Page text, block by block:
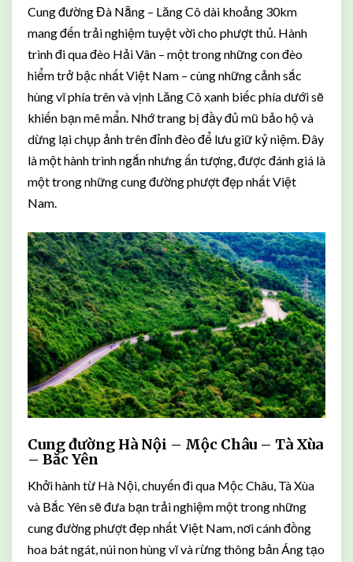
Cung đường Đà Nẵng – Lăng Cô dài khoảng 30km
mang đến trải nghiệm tuyệt vời cho phượt thủ. Hành
trình đi qua đèo Hải Vân – một trong những con đèo
hiểm trở bậc nhất Việt Nam – cùng những cảnh sắc
hùng vĩ phía trên và vịnh Lăng Cô xanh biếc phía dưới sẽ
khiến bạn mê mẩn. Nhớ trang bị đầy đủ mũ bảo hộ và
dừng lại chụp ảnh trên đỉnh đèo để lưu giữ kỷ niệm. Đây
là một hành trình ngắn nhưng ấn tượng, được đánh giá là
một trong những cung đường phượt đẹp nhất Việt
Nam.
Cung đường Hà Nội – Mộc Châu – Tà Xùa
– Bắc Yên
Khởi hành từ Hà Nội, chuyến đi qua Mộc Châu, Tà Xùa
và Bắc Yên sẽ đưa bạn trải nghiệm một trong những
cung đường phượt đẹp nhất Việt Nam, nơi cánh đồng
hoa bát ngát, núi non hùng vĩ và rừng thông bản Áng tạo